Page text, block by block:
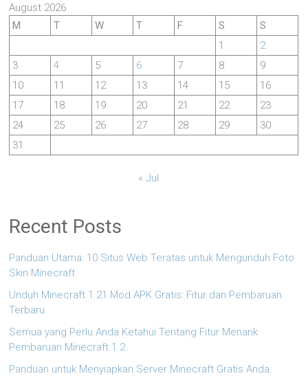
August 2026
M
T W T F S
S
1
2
3
4 5 6 7 8
9
10
11 12 13 14 15
16
17
18 19 20 21 22
23
24
25 26 27 28 29
30
31
« Jul
Recent Posts
Panduan Utama: 10 Situs Web Teratas untuk Mengunduh Foto
Skin Minecraft
Unduh Minecraft 1.21 Mod APK Gratis: Fitur dan Pembaruan
Terbaru
Semua yang Perlu Anda Ketahui Tentang Fitur Menarik
Pembaruan Minecraft 1.2
Panduan untuk Menyiapkan Server Minecraft Gratis Anda: